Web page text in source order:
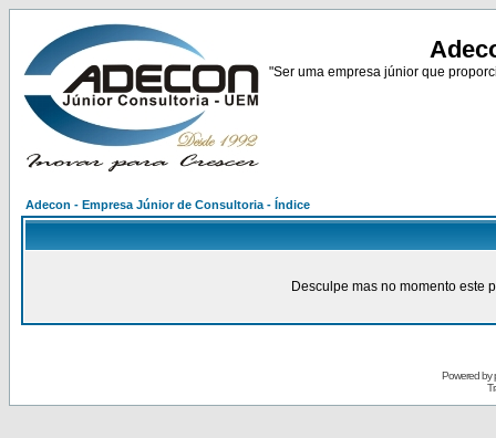
"Ser uma empresa júnior que
Adecon - Empresa Júnior de Consultoria - Índice
Desculpe mas no momento este
Powered by